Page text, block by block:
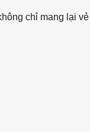
chỉ mang lại